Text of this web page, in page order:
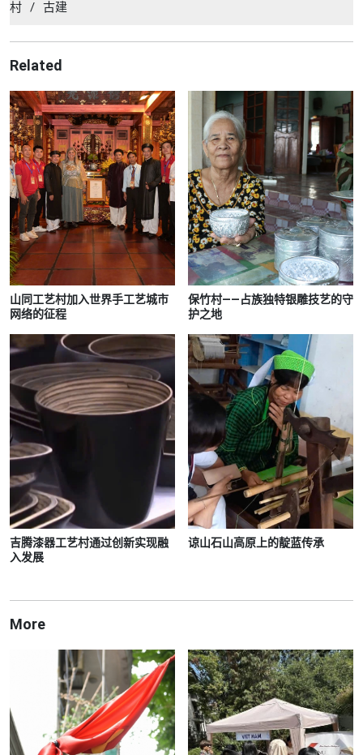
村 / 古建
Related
山同工艺村加入世界手工艺城市
网络的征程
保竹村——占族独特银雕技艺的守
护之地
吉腾漆器工艺村通过创新实现融
入发展
谅山石山高原上的靛蓝传承
More